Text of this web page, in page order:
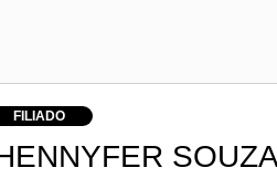
FILIADO